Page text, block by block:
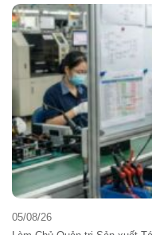
05/08/26